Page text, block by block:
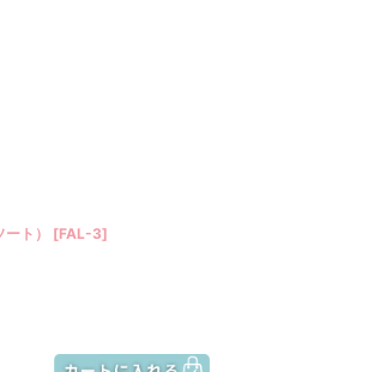
ト） [FAL-3]